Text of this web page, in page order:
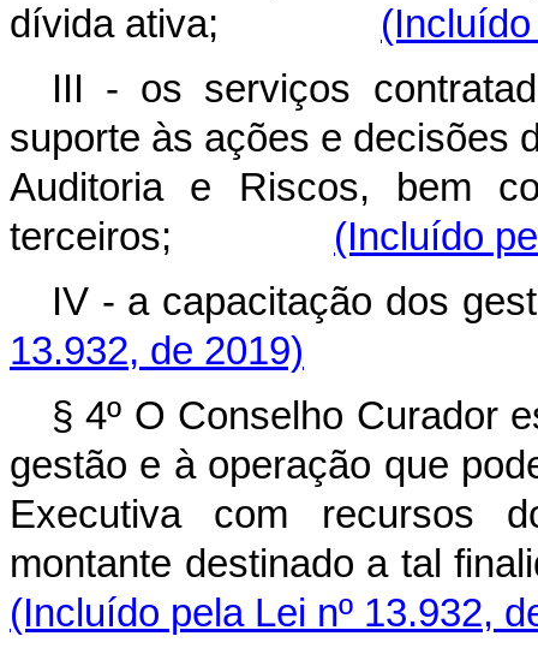
dívida ativa;
III - os serviços
suporte às ações e decisões
Auditoria e Riscos, bem
terceiros; (Incluído
IV - a capacitação
13.932, de 2019)
§ 4º O Conselho Curador
gestão e à operação que
Executiva com recursos
montante destinado a
(Incluído pela Lei nº 13.932,